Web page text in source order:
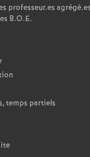
professeur.es
B.O.E.
temps partiels